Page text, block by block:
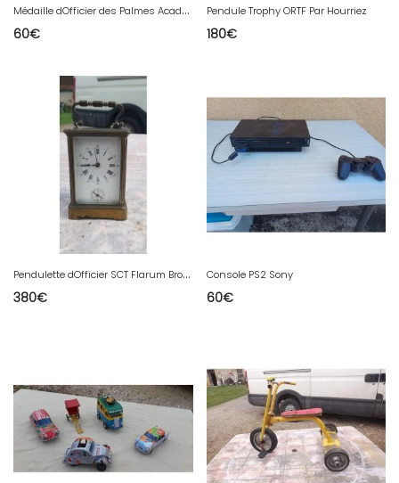
M
édaille dOfficier des Palmes Académiques Vermeil
60€
Pendule Trophy ORTF Par Hourriez
180€
P
endulette dOfficier SCT Flarum Bronze et Verre bisauté
380€
Console PS2 Sony
60€